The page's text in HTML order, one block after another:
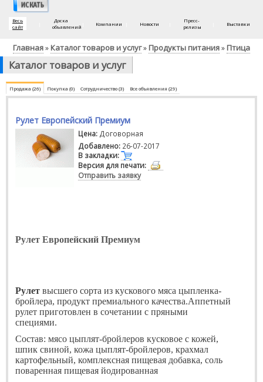
Весь
сайт
Доска
объявлений
Компании Новости
Пресс-
релизы
Выставки
Главная» Каталог товаров и услуг» Продукты питания» Птица
Каталог товаров и услуг
Продажа (26) Покупка (0) Сотрудничество (3) Все объявления (29)
Рулет Европейский Премиум
Цена: Договорная
Добавлено: 26-07-2017
В закладки:
Версия для печати:
Отправить заявку
Рулет Европейский Премиум
Рулет высшего сорта из кускового мяса цыпленка-
бройлера, продукт премиального качества.Аппетный
рулет приготовлен в сочетании с пряными
специями.
Состав: мясо цыплят-бройлеров кусковое с кожей,
шпик свиной, кожа цыплят-бройлеров, крахмал
картофельный, комплексная пищевая добавка, соль
поваренная пищевая йодированная